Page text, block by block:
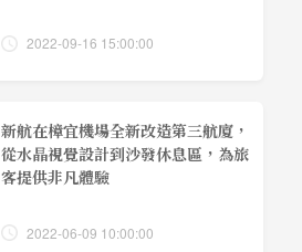
2022-09-16 15:00:00
新航在樟宜機場全新改造第三航廈，
從水晶視覺設計到沙發休息區，為旅
客提供非凡體驗
2022-06-09 10:00:00